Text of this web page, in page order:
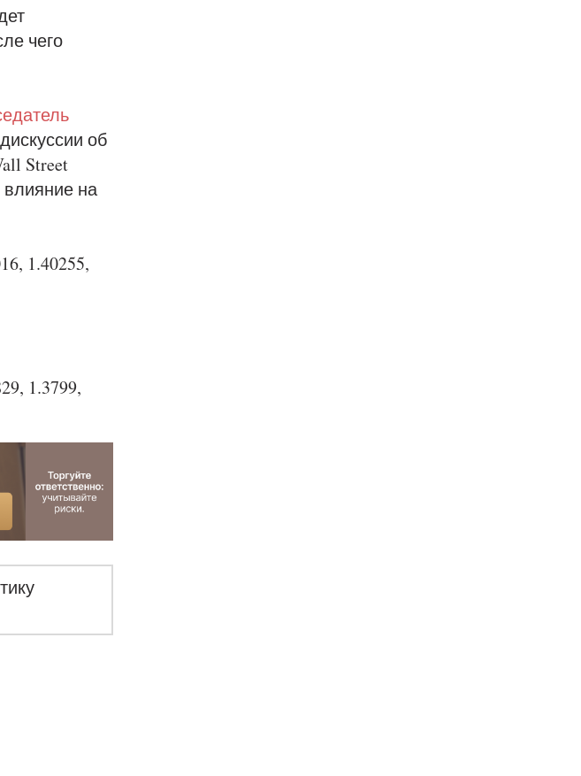
чего
об
Street
влияние на
1.40255,
1.3799,